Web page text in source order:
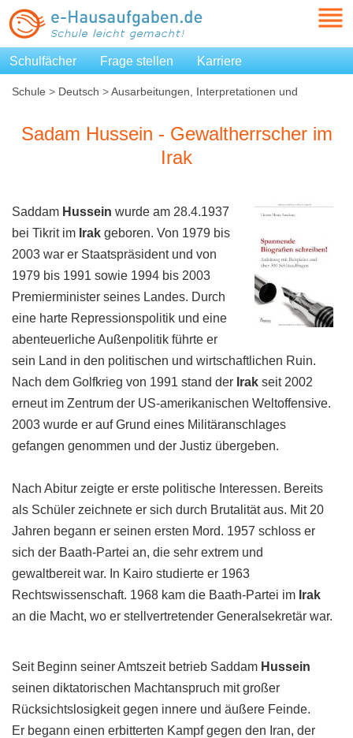
Schulfächer Frage stellen Karriere
Schule > Deutsch >Ausarbeitungen, Interpretationen und
Sadam Hussein - Gewaltherrscher im
Irak
Saddam Hussein wurde am 28.4.1937
bei Tikrit im Irak geboren. Von 1979 bis
2003 war er Staatspräsident und von
1979 bis 1991 sowie 1994 bis 2003
Premierminister seines Landes. Durch
eine harte Repressionspolitik und eine
abenteuerliche Außenpolitik führte er
sein Land in den politischen und wirtschaftlichen Ruin.
Nach dem Golfkrieg von 1991 stand der Irak seit 2002
erneut im Zentrum der US-amerikanischen Weltoffensive.
2003 wurde er auf Grund eines Militäranschlages
gefangen genommen und der Justiz übergeben.
Nach Abitur zeigte er erste politische Interessen. Bereits
als Schüler zeichnete er sich durch Brutalität aus. Mit 20
Jahren begann er seinen ersten Mord. 1957 schloss er
sich der Baath-Partei an, die sehr extrem und
gewaltbereit war. In Kairo studierte er 1963
Rechtswissenschaft. 1968 kam die Baath-Partei im Irak
an die Macht, wo er stellvertretender Generalsekretär war.
Seit Beginn seiner Amtszeit betrieb Saddam Hussein
seinen diktatorischen Machtanspruch mit großer
Rücksichtslosigkeit gegen innere und äußere Feinde.
Er begann einen erbitterten Kampf gegen den Iran, der